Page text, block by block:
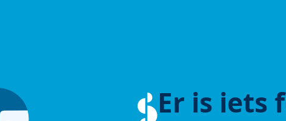
Er is iets